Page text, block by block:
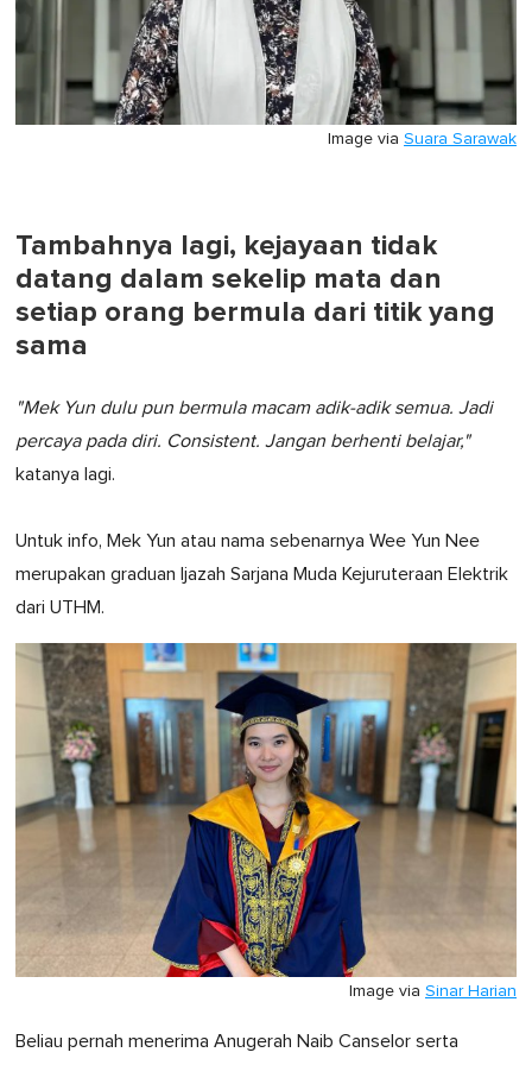
Image via Suara Sarawak
Tambahnya lagi, kejayaan tidak
datang dalam sekelip mata dan
setiap orang bermula dari titik yang
sama
"Mek Yun dulu pun bermula macam adik-adik semua. Jadi
percaya pada diri. Consistent. Jangan berhenti belajar,"
katanya lagi.
Untuk info, Mek Yun atau nama sebenarnya Wee Yun Nee
merupakan graduan Ijazah Sarjana Muda Kejuruteraan Elektrik
dari UTHM.
Image via Sinar Harian
Beliau pernah menerima Anugerah Naib Canselor serta